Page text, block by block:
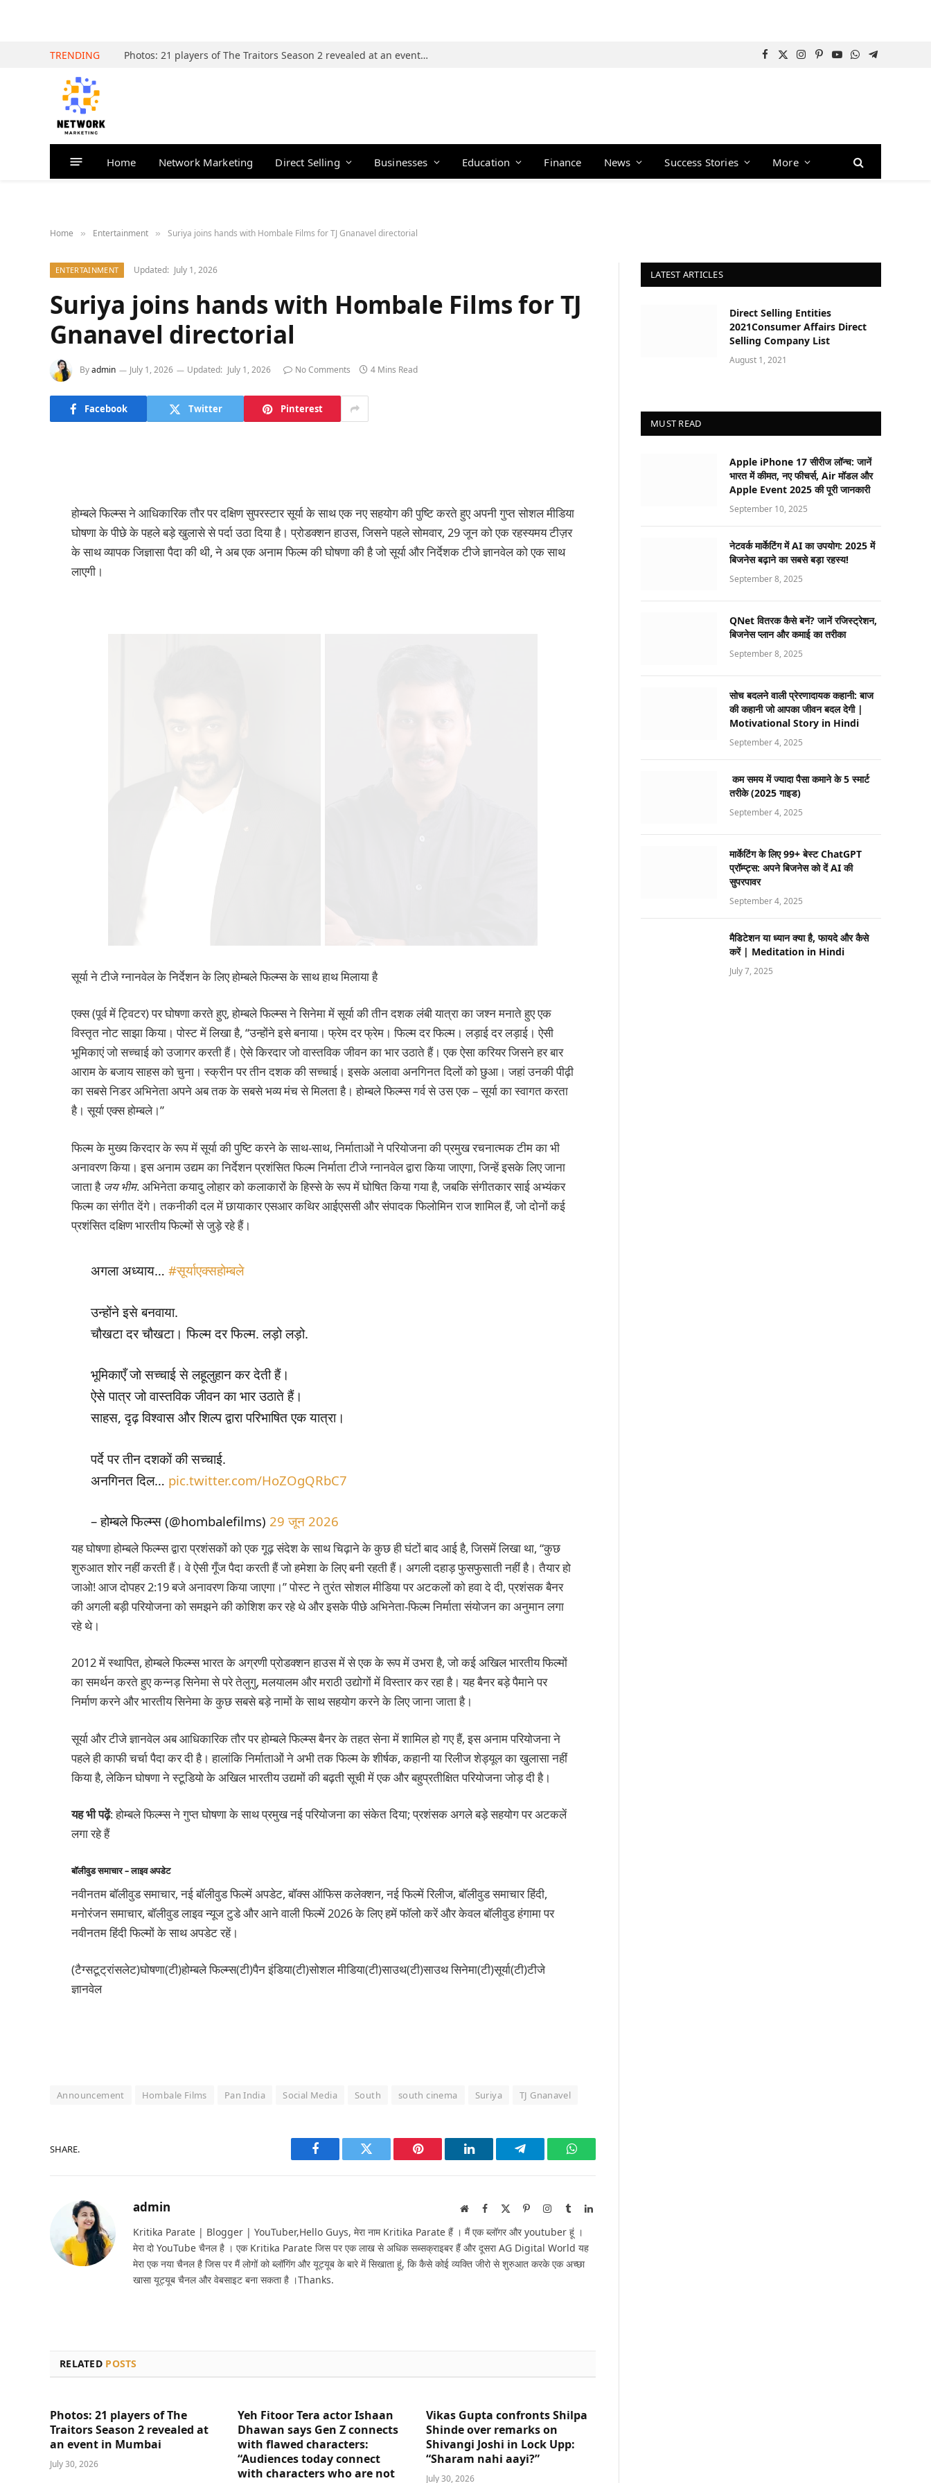
TRENDING Photos: 21 players of The Traitors Season 2 revealed at an event in Mumbai Facebook
X
Instagram
Pinterest
YouTube
WhatsApp
Telegram
Home Network Marketing Direct Selling Businesses Education Finance News Success Stories More
Home » Entertainment » Suriya joins hands with Hombale Films for TJ Gnanavel directorial
ENTERTAINMENT Updated: July 1, 2026
Suriya joins hands with Hombale Films for TJ
Gnanavel directorial
Byadmin July 1, 2026 Updated: July 1, 2026 No Comments 4 Mins Read
Facebook Twitter Pinterest
होम्बले फिल्म्स ने आधिकारिक तौर पर दक्षिण सुपरस्टार सूर्या के साथ एक नए सहयोग की पुष्टि करते हुए अपनी गुप्त सोशल मीडिया
घोषणा के पीछे के पहले बड़े खुलासे से पर्दा उठा दिया है। प्रोडक्शन हाउस, जिसने पहले सोमवार, 29 जून को एक रहस्यमय टीज़र
के साथ व्यापक जिज्ञासा पैदा की थी, ने अब एक अनाम फिल्म की घोषणा की है जो सूर्या और निर्देशक टीजे ज्ञानवेल को एक साथ
लाएगी।
सूर्या ने टीजे ग्नानवेल के निर्देशन के लिए होम्बले फिल्म्स के साथ हाथ मिलाया है
एक्स (पूर्व में ट्विटर) पर घोषणा करते हुए, होम्बले फिल्म्स ने सिनेमा में सूर्या की तीन दशक लंबी यात्रा का जश्न मनाते हुए एक
विस्तृत नोट साझा किया। पोस्ट में लिखा है, “उन्होंने इसे बनाया। फ्रेम दर फ्रेम। फिल्म दर फिल्म। लड़ाई दर लड़ाई। ऐसी
भूमिकाएं जो सच्चाई को उजागर करती हैं। ऐसे किरदार जो वास्तविक जीवन का भार उठाते हैं। एक ऐसा करियर जिसने हर बार
आराम के बजाय साहस को चुना। स्क्रीन पर तीन दशक की सच्चाई। इसके अलावा अनगिनत दिलों को छुआ। जहां उनकी पीढ़ी
का सबसे निडर अभिनेता अपने अब तक के सबसे भव्य मंच से मिलता है। होम्बले फिल्म्स गर्व से उस एक – सूर्या का स्वागत करता
है। सूर्या एक्स होम्बले।”
फिल्म के मुख्य किरदार के रूप में सूर्या की पुष्टि करने के साथ-साथ, निर्माताओं ने परियोजना की प्रमुख रचनात्मक टीम का भी
अनावरण किया। इस अनाम उद्यम का निर्देशन प्रशंसित फिल्म निर्माता टीजे ग्नानवेल द्वारा किया जाएगा, जिन्हें इसके लिए जाना
जाता है जय भीम. अभिनेता कयादु लोहार को कलाकारों के हिस्से के रूप में घोषित किया गया है, जबकि संगीतकार साई अभ्यंकर
फिल्म का संगीत देंगे। तकनीकी दल में छायाकार एसआर कथिर आईएससी और संपादक फिलोमिन राज शामिल हैं, जो दोनों कई
प्रशंसित दक्षिण भारतीय फिल्मों से जुड़े रहे हैं।
अगला अध्याय… #सूर्याएक्सहोम्बले
उन्होंने इसे बनवाया.
चौखटा दर चौखटा। फिल्म दर फिल्म. लड़ो लड़ो.
भूमिकाएँ जो सच्चाई से लहूलुहान कर देती हैं।
ऐसे पात्र जो वास्तविक जीवन का भार उठाते हैं।
साहस, दृढ़ विश्वास और शिल्प द्वारा परिभाषित एक यात्रा।
पर्दे पर तीन दशकों की सच्चाई.
अनगिनत दिल… pic.twitter.com/HoZOgQRbC7
– होम्बले फिल्म्स (@hombalefilms) 29 जून 2026
यह घोषणा होम्बले फिल्म्स द्वारा प्रशंसकों को एक गूढ़ संदेश के साथ चिढ़ाने के कुछ ही घंटों बाद आई है, जिसमें लिखा था, “कुछ
शुरुआत शोर नहीं करती हैं। वे ऐसी गूँज पैदा करती हैं जो हमेशा के लिए बनी रहती हैं। अगली दहाड़ फुसफुसाती नहीं है। तैयार हो
जाओ! आज दोपहर 2:19 बजे अनावरण किया जाएगा।” पोस्ट ने तुरंत सोशल मीडिया पर अटकलों को हवा दे दी, प्रशंसक बैनर
की अगली बड़ी परियोजना को समझने की कोशिश कर रहे थे और इसके पीछे अभिनेता-फिल्म निर्माता संयोजन का अनुमान लगा
रहे थे।
2012 में स्थापित, होम्बले फिल्म्स भारत के अग्रणी प्रोडक्शन हाउस में से एक के रूप में उभरा है, जो कई अखिल भारतीय फिल्मों
का समर्थन करते हुए कन्नड़ सिनेमा से परे तेलुगु, मलयालम और मराठी उद्योगों में विस्तार कर रहा है। यह बैनर बड़े पैमाने पर
निर्माण करने और भारतीय सिनेमा के कुछ सबसे बड़े नामों के साथ सहयोग करने के लिए जाना जाता है।
सूर्या और टीजे ज्ञानवेल अब आधिकारिक तौर पर होम्बले फिल्म्स बैनर के तहत सेना में शामिल हो गए हैं, इस अनाम परियोजना ने
पहले ही काफी चर्चा पैदा कर दी है। हालांकि निर्माताओं ने अभी तक फिल्म के शीर्षक, कहानी या रिलीज शेड्यूल का खुलासा नहीं
किया है, लेकिन घोषणा ने स्टूडियो के अखिल भारतीय उद्यमों की बढ़ती सूची में एक और बहुप्रतीक्षित परियोजना जोड़ दी है।
यह भी पढ़ें: होम्बले फिल्म्स ने गुप्त घोषणा के साथ प्रमुख नई परियोजना का संकेत दिया; प्रशंसक अगले बड़े सहयोग पर अटकलें
लगा रहे हैं
बॉलीवुड समाचार – लाइव अपडेट
नवीनतम बॉलीवुड समाचार, नई बॉलीवुड फिल्में अपडेट, बॉक्स ऑफिस कलेक्शन, नई फिल्में रिलीज, बॉलीवुड समाचार हिंदी,
मनोरंजन समाचार, बॉलीवुड लाइव न्यूज टुडे और आने वाली फिल्में 2026 के लिए हमें फॉलो करें और केवल बॉलीवुड हंगामा पर
नवीनतम हिंदी फिल्मों के साथ अपडेट रहें।
(टैग्सटूट्रांसलेट)घोषणा(टी)होम्बले फिल्म्स(टी)पैन इंडिया(टी)सोशल मीडिया(टी)साउथ(टी)साउथ सिनेमा(टी)सूर्या(टी)टीजे
ज्ञानवेल
Announcement Hombale Films Pan India Social Media South south cinema Suriya TJ Gnanavel
SHARE.
Facebook Twitter Pinterest LinkedIn Telegram WhatsApp
admin WebsiteFacebook PinterestInstagram
TumblrLinkedIn
Kritika Parate | Blogger | YouTuber,Hello Guys, मेरा नाम Kritika Parate हैं । मैं एक ब्लॉगर और youtuber हूं ।
मेरा दो YouTube चैनल है । एक Kritika Parate जिस पर एक लाख से अधिक सब्सक्राइबर हैं और दूसरा AG Digital World यह
मेरा एक नया चैनल है जिस पर मैं लोगों को ब्लॉगिंग और यूट्यूब के बारे में सिखाता हूं, कि कैसे कोई व्यक्ति जीरो से शुरुआत करके एक अच्छा
खासा यूट्यूब चैनल और वेबसाइट बना सकता है ।Thanks.
RELATED POSTS
Photos: 21 players of The
Traitors Season 2 revealed at
an event in Mumbai
July 30, 2026
Yeh Fitoor Tera actor Ishaan
Dhawan says Gen Z connects
with flawed characters:
“Audiences today connect
with characters who are not
Vikas Gupta confronts Shilpa
Shinde over remarks on
Shivangi Joshi in Lock Upp:
“Sharam nahi aayi?”
July 30, 2026
LATEST ARTICLES
Direct Selling Entities
2021Consumer Affairs Direct
Selling Company List
August 1, 2021
MUST READ
Apple iPhone 17 सीरीज लॉन्च: जानें
भारत में कीमत, नए फीचर्स, Air मॉडल और
Apple Event 2025 की पूरी जानकारी
September 10, 2025
नेटवर्क मार्केटिंग में AI का उपयोग: 2025 में
बिजनेस बढ़ाने का सबसे बड़ा रहस्य!
September 8, 2025
QNet वितरक कैसे बनें? जानें रजिस्ट्रेशन,
बिजनेस प्लान और कमाई का तरीका
September 8, 2025
सोच बदलने वाली प्रेरणादायक कहानी: बाज
की कहानी जो आपका जीवन बदल देगी |
Motivational Story in Hindi
September 4, 2025
कम समय में ज्यादा पैसा कमाने के 5 स्मार्ट
तरीके (2025 गाइड)
September 4, 2025
मार्केटिंग के लिए 99+ बेस्ट ChatGPT
प्रॉम्प्ट्स: अपने बिजनेस को दें AI की
सुपरपावर
September 4, 2025
मैडिटेशन या ध्यान क्या है, फायदे और कैसे
करें | Meditation in Hindi
July 7, 2025